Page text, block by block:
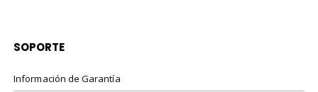
SOPORTE
Información de Garantía